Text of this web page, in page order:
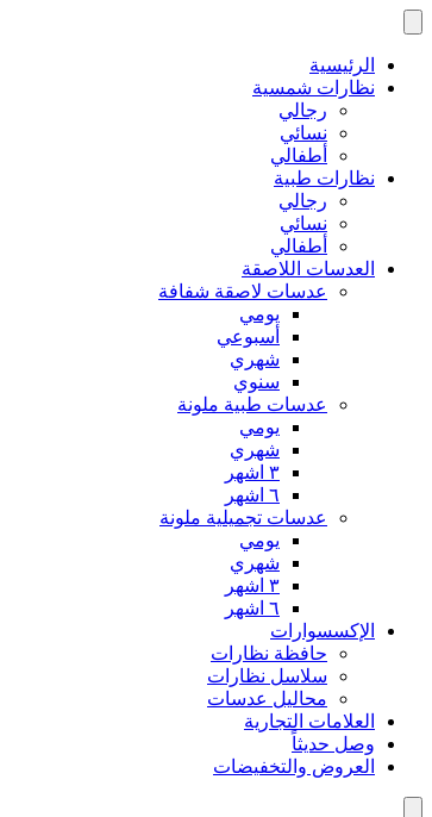
Skip
to
contentالرئيسية
نظارات شمسية
رجالي
نسائي
أطفالي
نظارات طبية
رجالي
نسائي
أطفالي
العدسات اللاصقة
عدسات لاصقة شفافة
يومي
أسبوعي
شهري
سنوي
عدسات طبية ملونة
يومي
شهري
٣ اشهر
٦ اشهر
عدسات تجميلية ملونة
يومي
شهري
٣ اشهر
٦ اشهر
الإكسسوارات
حافظة نظارات
سلاسل نظارات
محاليل عدسات
العلامات التجارية
وصل حديثاً
العروض والتخفيضات